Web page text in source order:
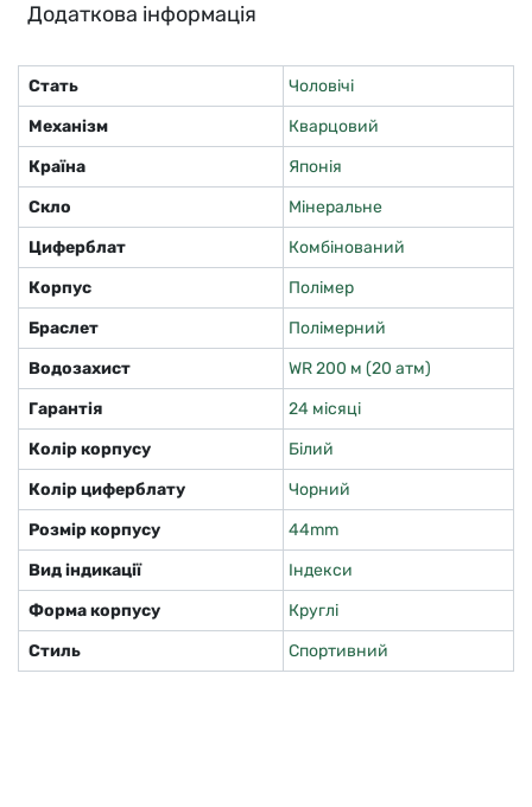
Додаткова інформація
Стать
Чоловічі
Механізм
Кварцовий
Країна
Японія
Скло
Мінеральне
Циферблат
Комбінований
Корпус
Полімер
Браслет
Полімерний
Водозахист
WR 200 м (20 атм)
Гарантія
24 місяці
Колір корпусу
Білий
Колір циферблату
Чорний
Розмір корпусу
44mm
Вид індикації
Індекси
Форма корпусу
Круглі
Стиль
Спортивний